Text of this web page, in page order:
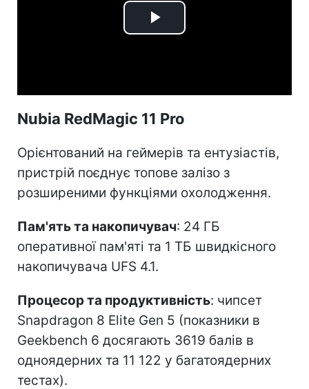
Play
Nubia RedMagic 11 Pro
Орієнтований на геймерів та ентузіастів,
пристрій поєднує топове залізо з
розширеними функціями охолодження.
Пам'ять та накопичувач: 24 ГБ
оперативної пам'яті та 1 ТБ швидкісного
накопичувача UFS 4.1.
Процесор та продуктивність: чипсет
Snapdragon 8 Elite Gen 5 (показники в
Geekbench 6 досягають 3619 балів в
одноядерних та 11 122 у багатоядерних
тестах).